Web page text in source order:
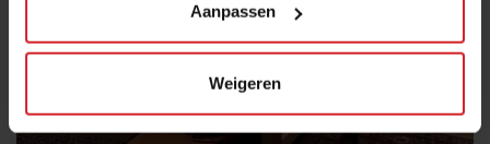
Aanpassen
Weigeren